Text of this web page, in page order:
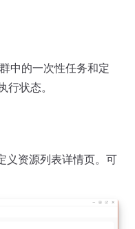
中的一次性任务和定
状态。
义资源列表详情页。可